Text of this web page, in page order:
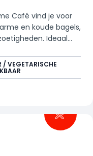
Café vind je voor
en koude bagels,
Ideaal
met een
/ VEGETARISCHE